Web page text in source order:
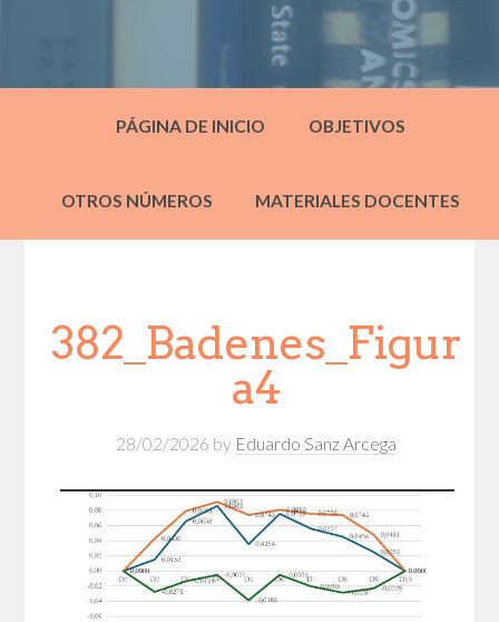
PÁGINA DE INICIO OBJETIVOS
OTROS NÚMEROS MATERIALES DOCENTES
382_Badenes_Figur
a4
28/02/2026 by Eduardo Sanz Arcega